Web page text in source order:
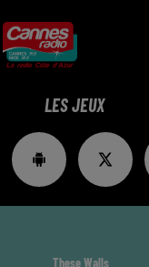
LES JEUX
These Walls